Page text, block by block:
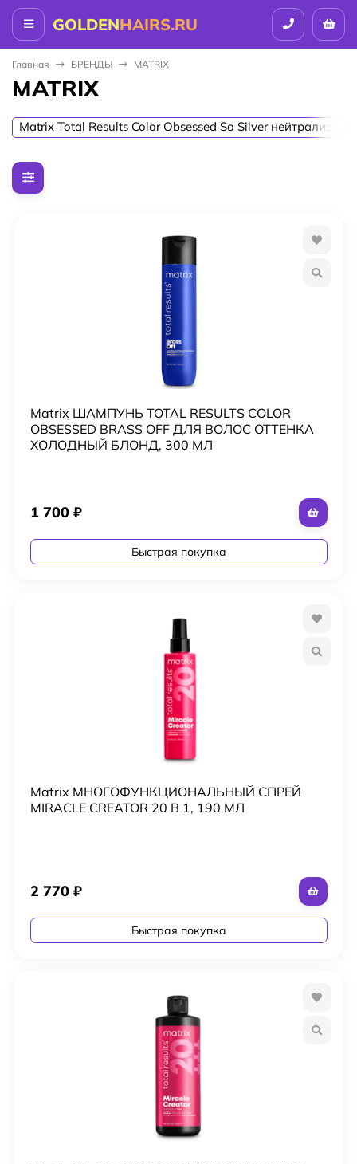
GOLDENHAIRS.RU
Главная БPEНДЫ MATRIX
MATRIX
Matrix Total Results Color Obsessed So Silver
Matrix ШАМПУНЬ TOTAL RESULTS COLOR
OBSESSED BRASS OFF ДЛЯ ВОЛОС ОТТЕНКА
ХОЛОДНЫЙ БЛОНД, 300 МЛ
1 700 ₽
Быстрая покупка
Matrix МНОГОФУНКЦИОНАЛЬНЫЙ СПРЕЙ
MIRACLE CREATOR 20 В 1, 190 МЛ
2 770 ₽
Быстрая покупка